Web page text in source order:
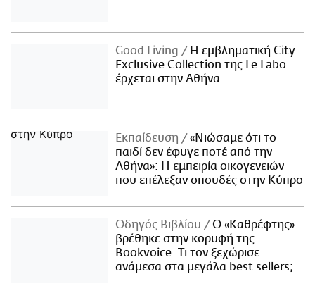
Good Living
Η εμβληματική City
Exclusive Collection της Le Labo
έρχεται στην Αθήνα
Εκπαίδευση
«Νιώσαμε ότι το
παιδί δεν έφυγε ποτέ από την
Αθήνα»: Η εμπειρία οικογενειών
που επέλεξαν σπουδές στην Κύπρο
Οδηγός Βιβλίου
Ο «Καθρέφτης»
βρέθηκε στην κορυφή της
Bookvoice. Τι τον ξεχώρισε
ανάμεσα στα μεγάλα best sellers;